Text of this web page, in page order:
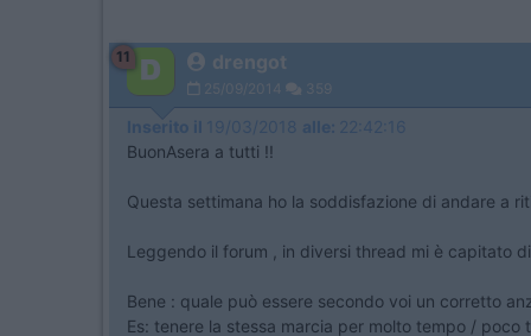
11 drengot
25/09/2014 359
Inserito il 19/03/2018 alle: 22:42:16
BuonAsera a tutti !!
Questa settimana ho la soddisfazione di andare a
Leggendo il forum , in diversi thread mi è capitato
Bene : quale può essere secondo voi un corretto
Es: tenere la stessa marcia per molto tempo /